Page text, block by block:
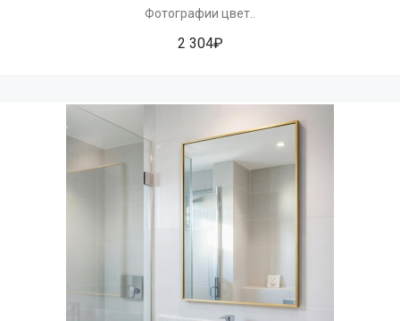
Фотографии цвет..
2 304₽